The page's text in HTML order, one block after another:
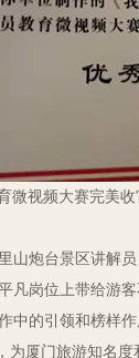
微视频大赛完美
山炮台景区讲解
凡岗位上带给游
中的引领和榜样
为厦门旅游知名